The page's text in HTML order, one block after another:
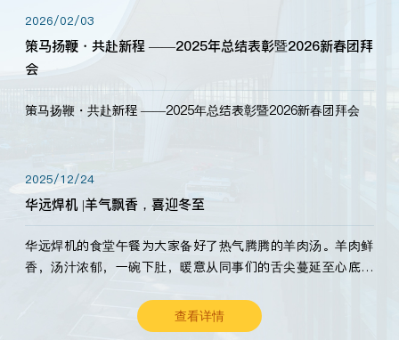
2026/02/03
策马扬鞭・共赴新程 ——2025年总结表彰暨2026新春团拜
会
策马扬鞭・共赴新程 ——2025年总结表彰暨2026新春团拜会
2025/12/24
华远焊机 |羊气飘香，喜迎冬至
华远焊机的食堂午餐为大家备好了热气腾腾的羊肉汤。羊肉鲜
香，汤汁浓郁，一碗下肚，暖意从同事们的舌尖蔓延至心底。
查看详情